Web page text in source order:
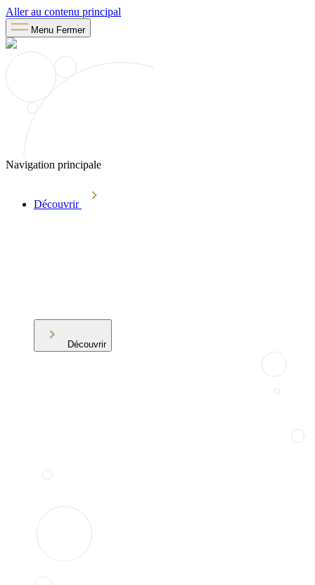
Aller au contenu principal
Menu Fermer
Navigation principale
Découvrir
Découvrir